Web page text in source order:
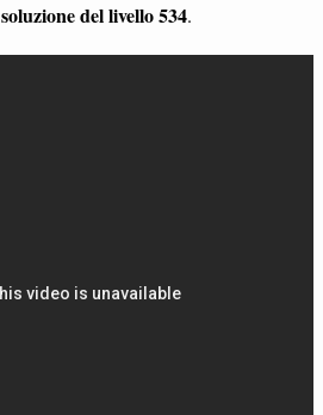
soluzione del livello 534.